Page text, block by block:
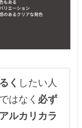
く したい人
はなく 必ず
ルカリカラ